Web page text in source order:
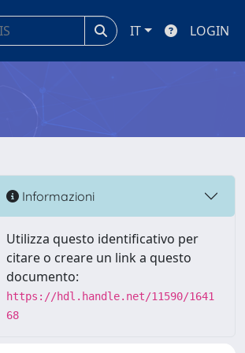
IT LOGIN
Informazioni
Utilizza questo identificativo per
citare o creare un link a questo
documento:
https://hdl.handle.net/11590/1641
68